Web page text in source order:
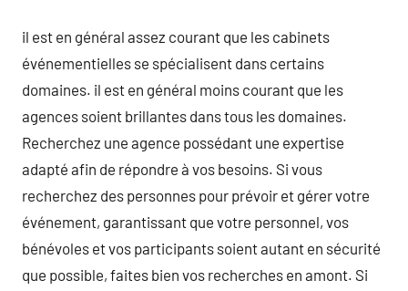
il est en général assez courant que les cabinets
événementielles se spécialisent dans certains
domaines. il est en général moins courant que les
agences soient brillantes dans tous les domaines.
Recherchez une agence possédant une expertise
adapté afin de répondre à vos besoins. Si vous
recherchez des personnes pour prévoir et gérer votre
événement, garantissant que votre personnel, vos
bénévoles et vos participants soient autant en sécurité
que possible, faites bien vos recherches en amont. Si